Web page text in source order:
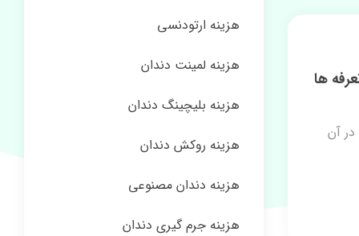
آن
هزینه ارتودنسی
هزینه لمینت دندان
هزینه بلیچینگ دندان
هزینه روکش دندان
هزینه دندان مصنوعی
هزینه جرم گیری دندان